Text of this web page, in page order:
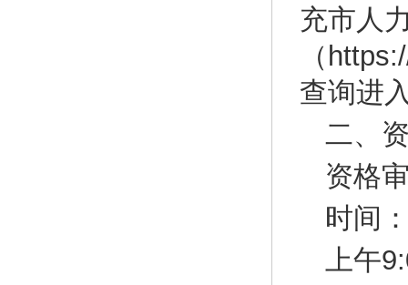
充市人
（
查询进
二、
资格
时间
上午